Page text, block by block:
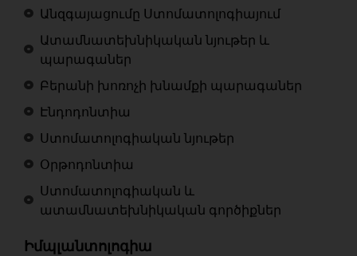
Անզգայացումը Ստոմատոլոգիայում
Ատամնատեխնիկական նյութեր և
պարագաներ
Բերանի խոռոչի խնամքի պարագաներ
Էնդոդոնտիա
Ստոմատոլոգիական նյութեր
Օրթոդոնտիա
Ստոմատոլոգիական և
ատամնատեխնիկական գործիքներ
Իմպլանտոլոգիա